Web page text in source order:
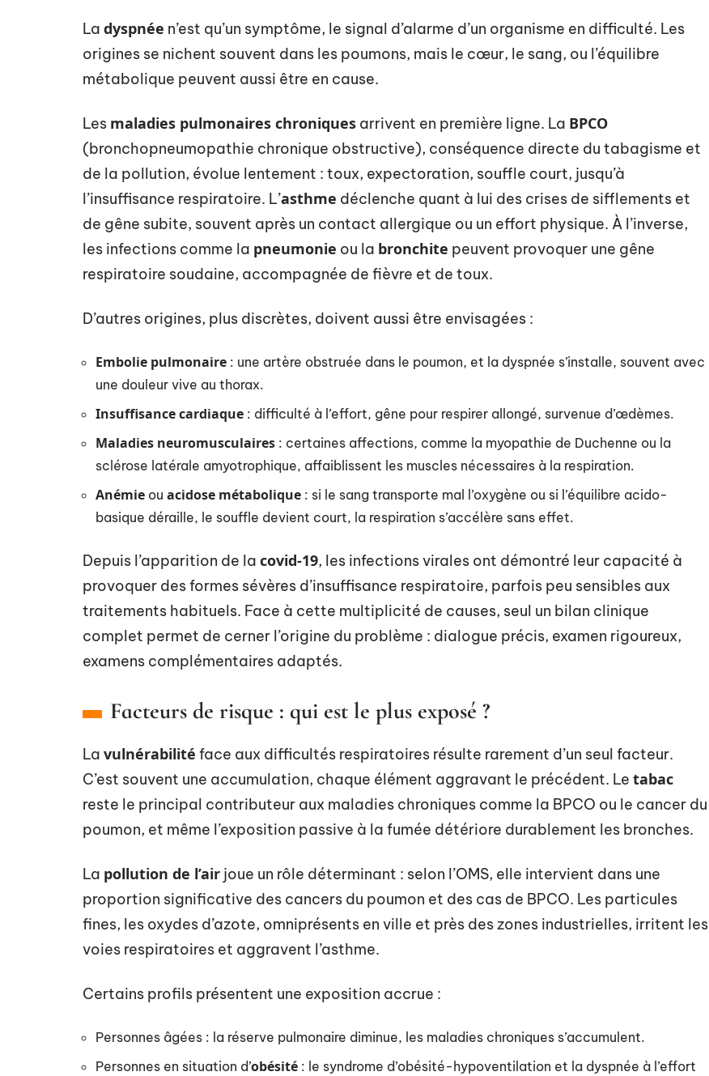
La dyspnée n’est qu’un symptôme, le signal d’alarme d’un organisme en difficulté. Les
origines se nichent souvent dans les poumons, mais le cœur, le sang, ou l’équilibre
métabolique peuvent aussi être en cause.
Les maladies pulmonaires chroniques arrivent en première ligne. La BPCO
(bronchopneumopathie chronique obstructive), conséquence directe du tabagisme et
de la pollution, évolue lentement : toux, expectoration, souffle court, jusqu’à
l’insuffisance respiratoire. L’asthme déclenche quant à lui des crises de sifflements et
de gêne subite, souvent après un contact allergique ou un effort physique. À l’inverse,
les infections comme la pneumonie ou la bronchite peuvent provoquer une gêne
respiratoire soudaine, accompagnée de fièvre et de toux.
D’autres origines, plus discrètes, doivent aussi être envisagées :
Embolie pulmonaire : une artère obstruée dans le poumon, et la dyspnée s’installe, souvent avec
une douleur vive au thorax.
Insuffisance cardiaque : difficulté à l’effort, gêne pour respirer allongé, survenue d’œdèmes.
Maladies neuromusculaires : certaines affections, comme la myopathie de Duchenne ou la
sclérose latérale amyotrophique, affaiblissent les muscles nécessaires à la respiration.
Anémie ou acidose métabolique : si le sang transporte mal l’oxygène ou si l’équilibre acido-
basique déraille, le souffle devient court, la respiration s’accélère sans effet.
Depuis l’apparition de la covid-19, les infections virales ont démontré leur capacité à
provoquer des formes sévères d’insuffisance respiratoire, parfois peu sensibles aux
traitements habituels. Face à cette multiplicité de causes, seul un bilan clinique
complet permet de cerner l’origine du problème : dialogue précis, examen rigoureux,
examens complémentaires adaptés.
Facteurs de risque : qui est le plus exposé ?
La vulnérabilité face aux difficultés respiratoires résulte rarement d’un seul facteur.
C’est souvent une accumulation, chaque élément aggravant le précédent. Le tabac
reste le principal contributeur aux maladies chroniques comme la BPCO ou le cancer du
poumon, et même l’exposition passive à la fumée détériore durablement les bronches.
La pollution de l’air joue un rôle déterminant : selon l’OMS, elle intervient dans une
proportion significative des cancers du poumon et des cas de BPCO. Les particules
fines, les oxydes d’azote, omniprésents en ville et près des zones industrielles, irritent les
voies respiratoires et aggravent l’asthme.
Certains profils présentent une exposition accrue :
Personnes âgées : la réserve pulmonaire diminue, les maladies chroniques s’accumulent.
Personnes en situation d’obésité : le syndrome d’obésité-hypoventilation et la dyspnée à l’effort